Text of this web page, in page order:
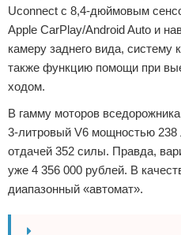
Uconnect с 8,4-дюймовым
Apple CarPlay/Android Auto и
камеру заднего вида, систему
также функцию помощи при
ходом.
В гамму моторов
3-литровый V6 мощностью 238
отдачей 352 силы. Правда,
уже 4 356 000 рублей. В
диапазонный «автомат».